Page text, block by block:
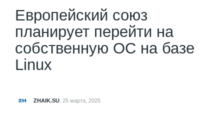
Европейский союз
планирует перейти на
собственную ОС на базе
Linux
ZHAIK.SU 25 марта, 2025